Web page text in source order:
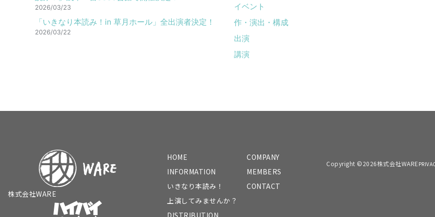
2026/03/23
「いきなり本読み！in 草月ホール」全出演者決定！
2026/03/22
イベント
作・演出・構成
出演
講演
株式会社WARE
HOME
INFORMATION
いきなり本読み！
上演してみませんか？
DISTRIBUTION
COMPANY
MEMBERS
CONTACT
Copyright ©2026株式会社WARE